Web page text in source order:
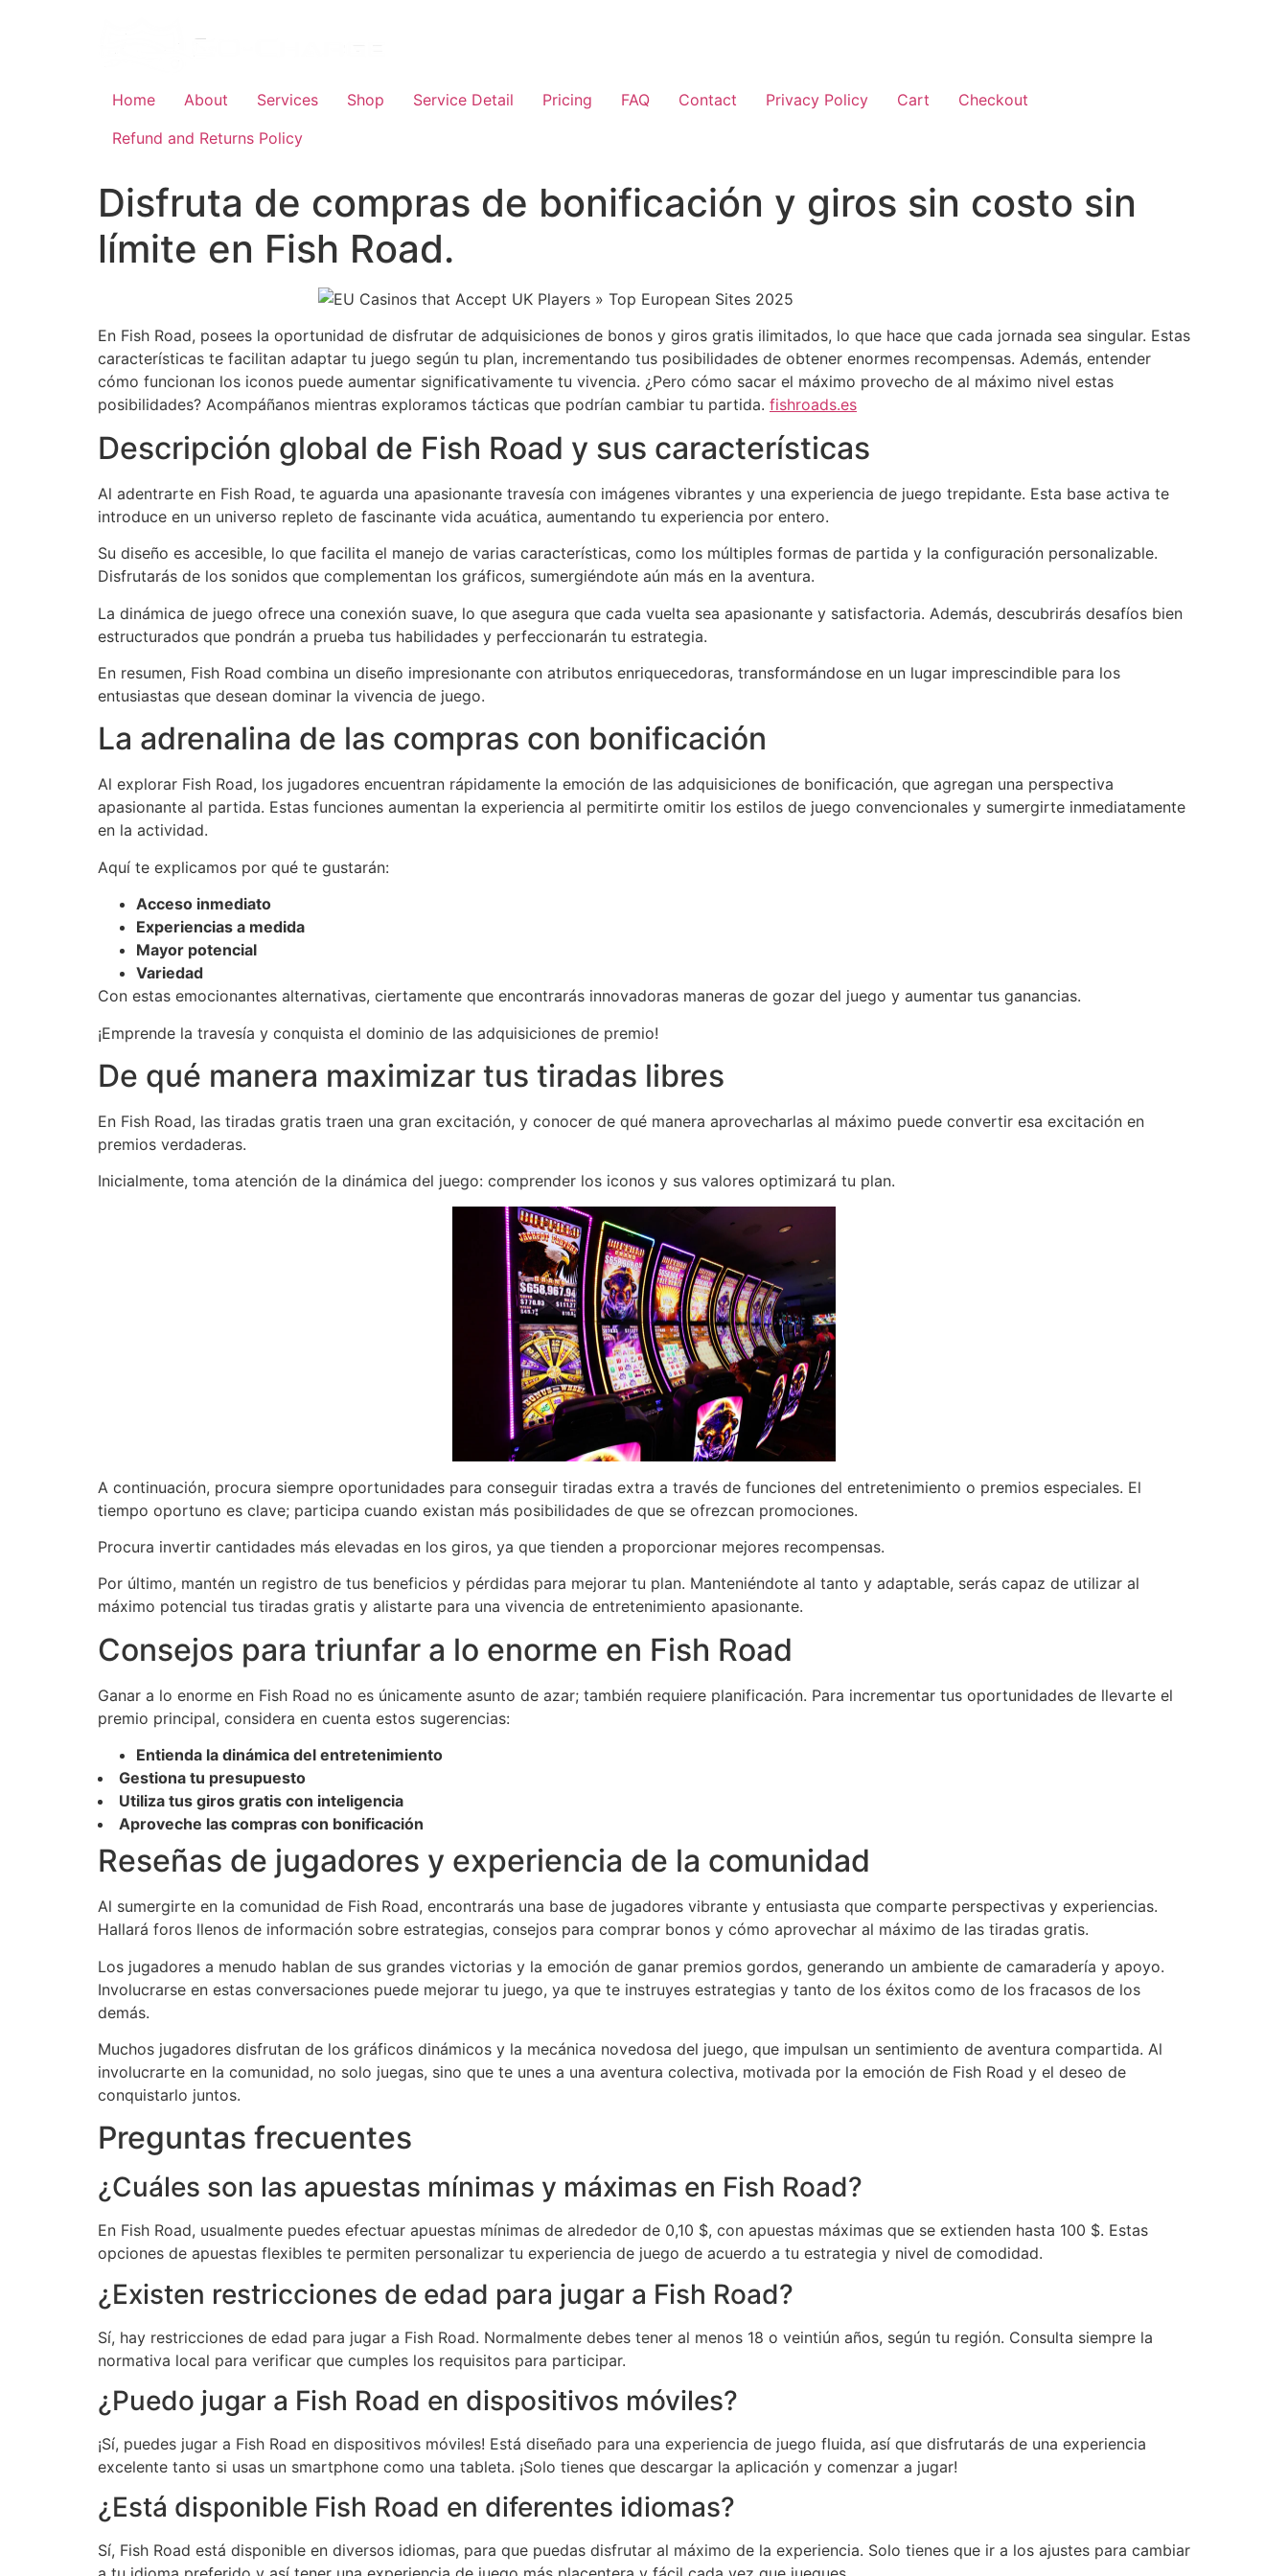
Home About Services Shop Service Detail Pricing FAQ Contact Privacy Policy Cart
Checkout
Refund and Returns Policy
Disfruta de compras de bonificación y giros sin costo sin
límite en Fish Road.
En Fish Road, posees la oportunidad de disfrutar de adquisiciones de bonos y giros gratis ilimitados, lo que hace que cada jornada sea singular. Estas
características te facilitan adaptar tu juego según tu plan, incrementando tus posibilidades de obtener enormes recompensas. Además, entender
cómo funcionan los iconos puede aumentar significativamente tu vivencia. ¿Pero cómo sacar el máximo provecho de al máximo nivel estas
posibilidades? Acompáñanos mientras exploramos tácticas que podrían cambiar tu partida. fishroads.es
Descripción global de Fish Road y sus características
Al adentrarte en Fish Road, te aguarda una apasionante travesía con imágenes vibrantes y una experiencia de juego trepidante. Esta base activa te
introduce en un universo repleto de fascinante vida acuática, aumentando tu experiencia por entero.
Su diseño es accesible, lo que facilita el manejo de varias características, como los múltiples formas de partida y la configuración personalizable.
Disfrutarás de los sonidos que complementan los gráficos, sumergiéndote aún más en la aventura.
La dinámica de juego ofrece una conexión suave, lo que asegura que cada vuelta sea apasionante y satisfactoria. Además, descubrirás desafíos bien
estructurados que pondrán a prueba tus habilidades y perfeccionarán tu estrategia.
En resumen, Fish Road combina un diseño impresionante con atributos enriquecedoras, transformándose en un lugar imprescindible para los
entusiastas que desean dominar la vivencia de juego.
La adrenalina de las compras con bonificación
Al explorar Fish Road, los jugadores encuentran rápidamente la emoción de las adquisiciones de bonificación, que agregan una perspectiva
apasionante al partida. Estas funciones aumentan la experiencia al permitirte omitir los estilos de juego convencionales y sumergirte inmediatamente
en la actividad.
Aquí te explicamos por qué te gustarán:
Acceso inmediato
Experiencias a medida
Mayor potencial
Variedad
Con estas emocionantes alternativas, ciertamente que encontrarás innovadoras maneras de gozar del juego y aumentar tus ganancias.
¡Emprende la travesía y conquista el dominio de las adquisiciones de premio!
De qué manera maximizar tus tiradas libres
En Fish Road, las tiradas gratis traen una gran excitación, y conocer de qué manera aprovecharlas al máximo puede convertir esa excitación en
premios verdaderas.
Inicialmente, toma atención de la dinámica del juego: comprender los iconos y sus valores optimizará tu plan.
A continuación, procura siempre oportunidades para conseguir tiradas extra a través de funciones del entretenimiento o premios especiales. El
tiempo oportuno es clave; participa cuando existan más posibilidades de que se ofrezcan promociones.
Procura invertir cantidades más elevadas en los giros, ya que tienden a proporcionar mejores recompensas.
Por último, mantén un registro de tus beneficios y pérdidas para mejorar tu plan. Manteniéndote al tanto y adaptable, serás capaz de utilizar al
máximo potencial tus tiradas gratis y alistarte para una vivencia de entretenimiento apasionante.
Consejos para triunfar a lo enorme en Fish Road
Ganar a lo enorme en Fish Road no es únicamente asunto de azar; también requiere planificación. Para incrementar tus oportunidades de llevarte el
premio principal, considera en cuenta estos sugerencias:
Entienda la dinámica del entretenimiento
Gestiona tu presupuesto
Utiliza tus giros gratis con inteligencia
Aproveche las compras con bonificación
Reseñas de jugadores y experiencia de la comunidad
Al sumergirte en la comunidad de Fish Road, encontrarás una base de jugadores vibrante y entusiasta que comparte perspectivas y experiencias.
Hallará foros llenos de información sobre estrategias, consejos para comprar bonos y cómo aprovechar al máximo de las tiradas gratis.
Los jugadores a menudo hablan de sus grandes victorias y la emoción de ganar premios gordos, generando un ambiente de camaradería y apoyo.
Involucrarse en estas conversaciones puede mejorar tu juego, ya que te instruyes estrategias y tanto de los éxitos como de los fracasos de los
demás.
Muchos jugadores disfrutan de los gráficos dinámicos y la mecánica novedosa del juego, que impulsan un sentimiento de aventura compartida. Al
involucrarte en la comunidad, no solo juegas, sino que te unes a una aventura colectiva, motivada por la emoción de Fish Road y el deseo de
conquistarlo juntos.
Preguntas frecuentes
¿Cuáles son las apuestas mínimas y máximas en Fish Road?
En Fish Road, usualmente puedes efectuar apuestas mínimas de alrededor de 0,10 $, con apuestas máximas que se extienden hasta 100 $. Estas
opciones de apuestas flexibles te permiten personalizar tu experiencia de juego de acuerdo a tu estrategia y nivel de comodidad.
¿Existen restricciones de edad para jugar a Fish Road?
Sí, hay restricciones de edad para jugar a Fish Road. Normalmente debes tener al menos 18 o veintiún años, según tu región. Consulta siempre la
normativa local para verificar que cumples los requisitos para participar.
¿Puedo jugar a Fish Road en dispositivos móviles?
¡Sí, puedes jugar a Fish Road en dispositivos móviles! Está diseñado para una experiencia de juego fluida, así que disfrutarás de una experiencia
excelente tanto si usas un smartphone como una tableta. ¡Solo tienes que descargar la aplicación y comenzar a jugar!
¿Está disponible Fish Road en diferentes idiomas?
Sí, Fish Road está disponible en diversos idiomas, para que puedas disfrutar al máximo de la experiencia. Solo tienes que ir a los ajustes para cambiar